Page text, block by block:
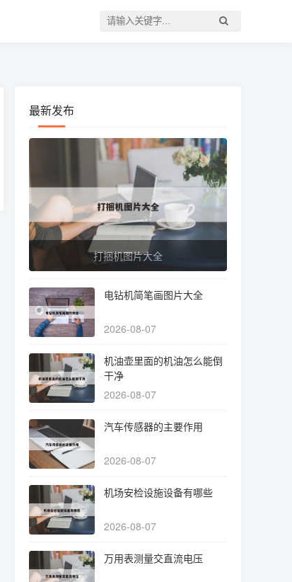
最新发布
打捆机图片大全
电钻机简笔画图片大全
2026-08-07
机油壶里面的机油怎么能倒
干净
2026-08-07
汽车传感器的主要作用
2026-08-07
机场安检设施设备有哪些
2026-08-07
万用表测量交直流电压